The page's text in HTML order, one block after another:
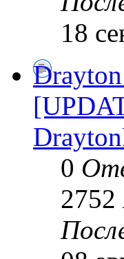
18
0
2752